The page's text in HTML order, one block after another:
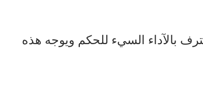
بالآداء السيء للحكم ويوجه هذه